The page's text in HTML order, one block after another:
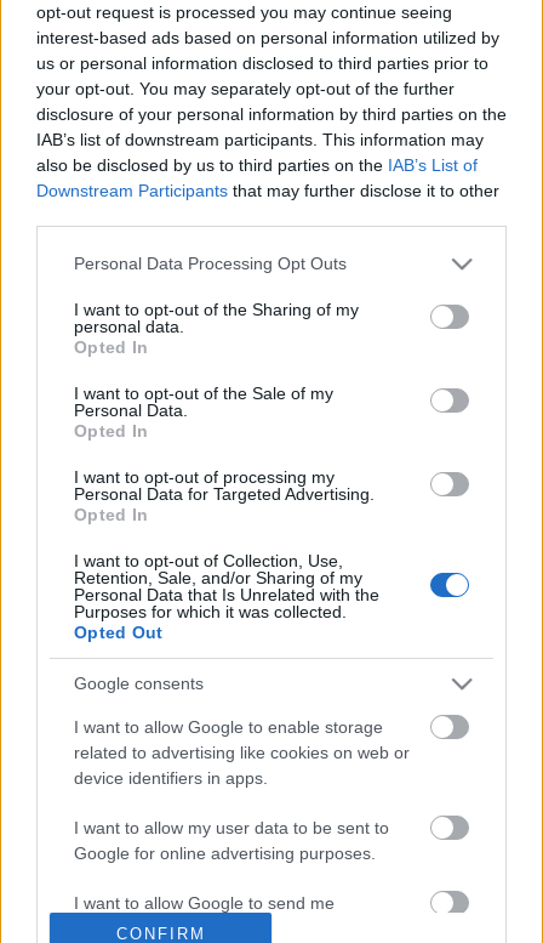
opt-out request is processed you may continue seeing
interest-based ads based on personal information utilized by
us or personal information disclosed to third parties prior to
your opt-out. You may separately opt-out of the further
disclosure of your personal information by third parties on the
IAB’s list of downstream participants. This information may
also be disclosed by us to third parties on the IAB’s List of
Downstream Participants that may further disclose it to other
Please note that this website/app uses one or more Google
not limited to your visit or usage behaviour. You may click to
grant or deny consent to Google and its third-party tags to
use your data for below specified purposes in below Google
consent section.
Personal Data Processing Opt Outs
I want to opt-out of the Sharing of my
personal data.
Opted In
I want to opt-out of the Sale of my
Personal Data.
Opted In
I want to opt-out of processing my
Personal Data for Targeted Advertising.
Opted In
I want to opt-out of Collection, Use,
Retention, Sale, and/or Sharing of my
Personal Data that Is Unrelated with the
Purposes for which it was collected.
Opted Out
Google consents
I want to allow Google to enable storage
related to advertising like cookies on web or
device identifiers in apps.
I want to allow my user data to be sent to
Google for online advertising purposes.
I want to allow Google to send me
personalized advertising.
CONFIRM
Világszínvonalú, de meg nem nevezhető arcfelismerő
szoftvert fognak használni a józsefvárosiak
megfigyelésére, az önkormányzat a
kamerák telepítését a közbiztonsággal, közrenddel,
sőt a nemzetbiztonsággal indokolja: az
önkormányzat csak a kamerákat veszi meg, a
rendszert a…
Hétmilliárdot költöttek a
minisztériumok az utolsó fél évben
ErdélyiK•2014. április 24.
A második Orbán-kormány utolsó fél évében a
minisztériumok és háttérintézményeik legkevesebb
7.111.094.741 forintot költöttek utazásra, valamint
bútorok, telefonok, járművek és informatikai
eszközök beszerzésére. A tényleges összeg azonban
jóval nagyobb lehet ennél,…
Kello, KLIK, OFI – egy sikertörténet
állomásai
• 2014. április 23.
Kormányzati körökből eddig nem érkezett
értékelhető magyarázat a tankönyvpiac totális
államosításának szükségességéről. Azt az általános
érvet pedig, amit az oktatási kormányzat a
homogenizált közoktatási rendszer esélykiegyenlítő
voltáról gyakran hangoztat, az…